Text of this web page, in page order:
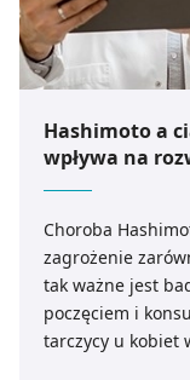
Hashimoto a
wpływa na
Choroba
zagrożenie
tak ważne jest
poczęciem i
tarczycy u kobiet